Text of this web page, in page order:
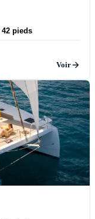
42 pieds
Voir